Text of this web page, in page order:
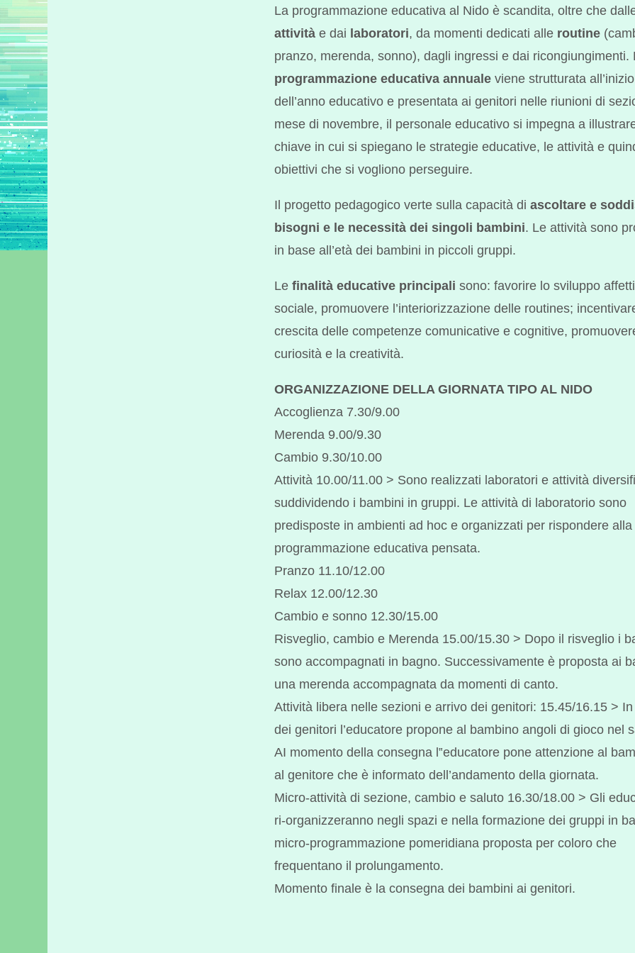
La programmazione educativa al Nido è scandita, oltre che
attività e dai laboratori, da momenti dedicati alle routine
pranzo, merenda, sonno), dagli ingressi e dai ricongiungimenti.
programmazione educativa annuale viene strutturata all’inizio
dell’anno educativo e presentata ai genitori nelle riunioni di
mese di novembre, il personale educativo si impegna a
chiave in cui si spiegano le strategie educative, le attività e
obiettivi che si vogliono perseguire.
Il progetto pedagogico verte sulla capacità di ascoltare e
bisogni e le necessità dei singoli bambini. Le attività sono
in base all’età dei bambini in piccoli gruppi.
Le finalità educative principali sono: favorire lo sviluppo
sociale, promuovere l’interiorizzazione delle routines;
crescita delle competenze comunicative e cognitive,
curiosità e la creatività.
ORGANIZZAZIONE DELLA GIORNATA TIPO AL NIDO
Accoglienza 7.30/9.00
Merenda 9.00/9.30
Cambio 9.30/10.00
Attività 10.00/11.00 > Sono realizzati laboratori e attività
suddividendo i bambini in gruppi. Le attività di laboratorio sono
predisposte in ambienti ad hoc e organizzati per rispondere alla
programmazione educativa pensata.
Pranzo 11.10/12.00
Relax 12.00/12.30
Cambio e sonno 12.30/15.00
Risveglio, cambio e Merenda 15.00/15.30 > Dopo il risveglio i
sono accompagnati in bagno. Successivamente è proposta ai
una merenda accompagnata da momenti di canto.
Attività libera nelle sezioni e arrivo dei genitori: 15.45/16.15 >
dei genitori l’educatore propone al bambino angoli di gioco nel
AI momento della consegna l‟educatore pone attenzione al
al genitore che è informato dell’andamento della giornata.
Micro-attività di sezione, cambio e saluto 16.30/18.00 > Gli
ri-organizzeranno negli spazi e nella formazione dei gruppi in
micro-programmazione pomeridiana proposta per coloro che
frequentano il prolungamento.
Momento finale è la consegna dei bambini ai genitori.